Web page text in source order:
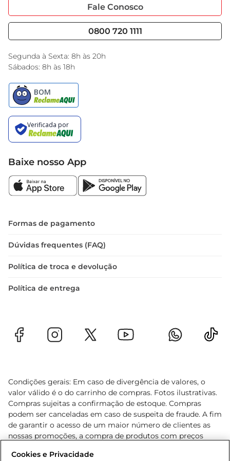
Nossas Lojas
Serviços
Black Friday
Encarte do Dia
Fale Conosco
0800 720 1111
Segunda à Sexta: 8h às 20h
Sábados: 8h às 18h
Baixe nosso App
Formas de pagamento
Dúvidas frequentes (FAQ)
Política de troca e devolução
Política de entrega
Condições gerais: Em caso de divergência de valores, o
valor válido é o do carrinho de compras. Fotos ilustrativas.
Compras sujeitas a confirmação de estoque. Compras
podem ser canceladas em caso de suspeita de fraude. A fim
de garantir o acesso de um maior número de clientes as
nossas promoções, a compra de produtos com preços
cliente. Os preços, ofertas e condições são exclusivos para
Cookies e Privacidade